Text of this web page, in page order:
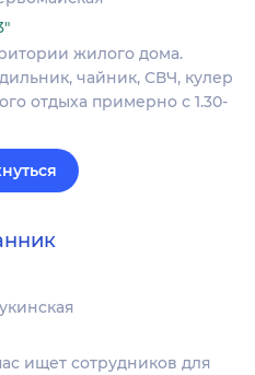
жилого дома.
чайник, СВЧ, кулер
отдыха примерно с 1.30-
ищет сотрудников для